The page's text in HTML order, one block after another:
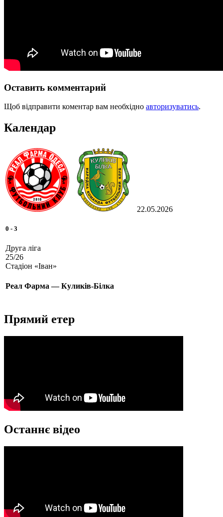
Оставить комментарий
Щоб відправити коментар вам необхідно авторизуватись.
Календар
22.05.2026
0 - 3
Друга ліга
25/26
Стадіон «Іван»
Реал Фарма — Куликів-Білка
Прямий етер
Останнє відео